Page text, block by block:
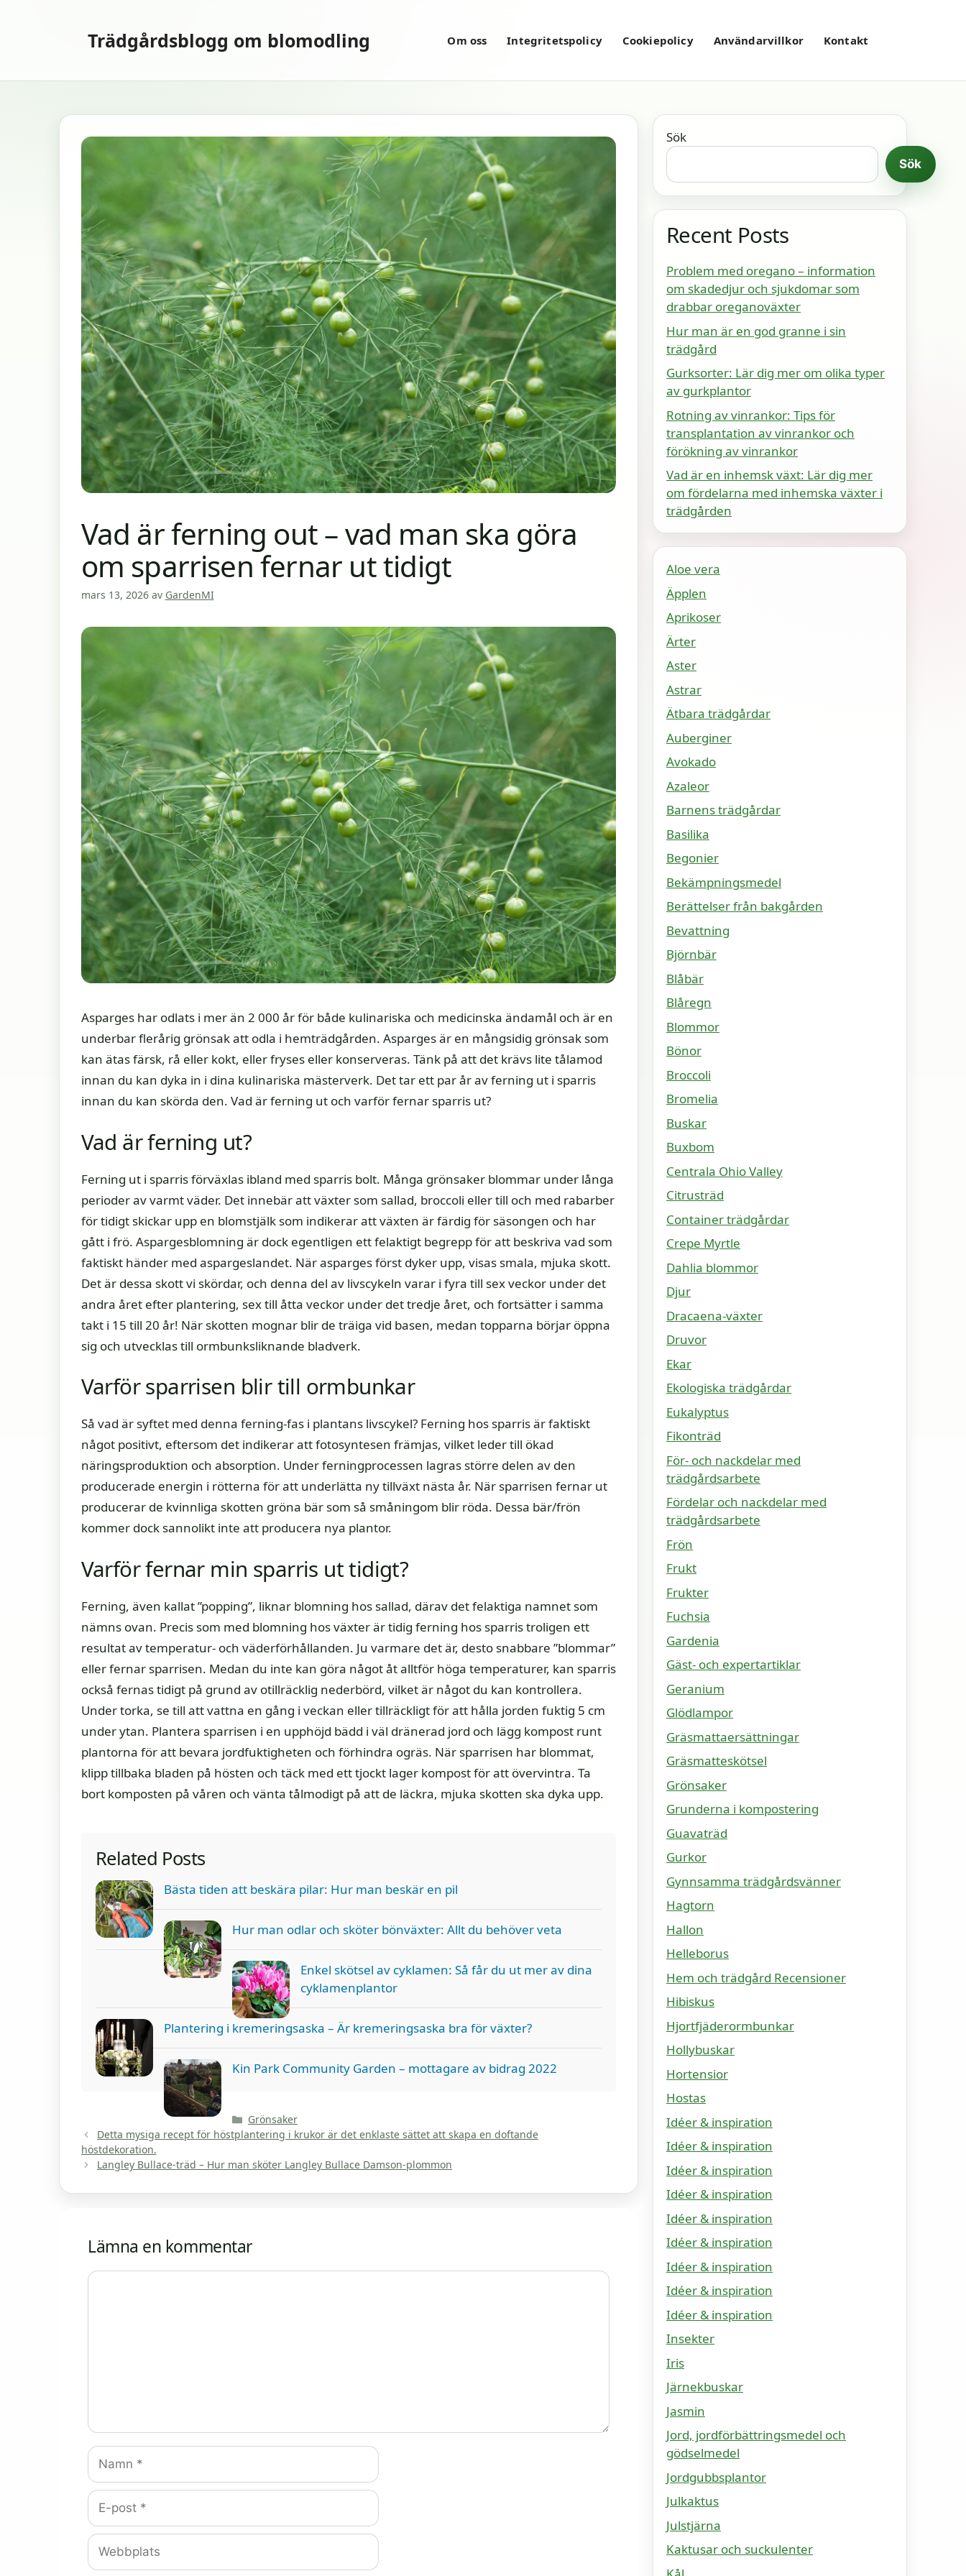
Trädgårdsblogg om blomodling Om oss Integritetspolicy Cookiepolicy Användarvillkor Kontakt
Vad är ferning out – vad man ska göra
om sparrisen fernar ut tidigt
mars 13, 2026 av GardenMI
Asparges har odlats i mer än 2 000 år för både kulinariska och medicinska ändamål och är en
underbar flerårig grönsak att odla i hemträdgården. Asparges är en mångsidig grönsak som
kan ätas färsk, rå eller kokt, eller fryses eller konserveras. Tänk på att det krävs lite tålamod
innan du kan dyka in i dina kulinariska mästerverk. Det tar ett par år av ferning ut i sparris
innan du kan skörda den. Vad är ferning ut och varför fernar sparris ut?
Vad är ferning ut?
Ferning ut i sparris förväxlas ibland med sparris bolt. Många grönsaker blommar under långa
perioder av varmt väder. Det innebär att växter som sallad, broccoli eller till och med rabarber
för tidigt skickar upp en blomstjälk som indikerar att växten är färdig för säsongen och har
gått i frö. Aspargesblomning är dock egentligen ett felaktigt begrepp för att beskriva vad som
faktiskt händer med aspargeslandet. När asparges först dyker upp, visas smala, mjuka skott.
Det är dessa skott vi skördar, och denna del av livscykeln varar i fyra till sex veckor under det
andra året efter plantering, sex till åtta veckor under det tredje året, och fortsätter i samma
takt i 15 till 20 år! När skotten mognar blir de träiga vid basen, medan topparna börjar öppna
sig och utvecklas till ormbunksliknande bladverk.
Varför sparrisen blir till ormbunkar
Så vad är syftet med denna ferning-fas i plantans livscykel? Ferning hos sparris är faktiskt
något positivt, eftersom det indikerar att fotosyntesen främjas, vilket leder till ökad
näringsproduktion och absorption. Under ferningprocessen lagras större delen av den
producerade energin i rötterna för att underlätta ny tillväxt nästa år. När sparrisen fernar ut
producerar de kvinnliga skotten gröna bär som så småningom blir röda. Dessa bär/frön
kommer dock sannolikt inte att producera nya plantor.
Varför fernar min sparris ut tidigt?
Ferning, även kallat ”popping”, liknar blomning hos sallad, därav det felaktiga namnet som
nämns ovan. Precis som med blomning hos växter är tidig ferning hos sparris troligen ett
resultat av temperatur- och väderförhållanden. Ju varmare det är, desto snabbare ”blommar”
eller fernar sparrisen. Medan du inte kan göra något åt alltför höga temperaturer, kan sparris
också fernas tidigt på grund av otillräcklig nederbörd, vilket är något du kan kontrollera.
Under torka, se till att vattna en gång i veckan eller tillräckligt för att hålla jorden fuktig 5 cm
under ytan. Plantera sparrisen i en upphöjd bädd i väl dränerad jord och lägg kompost runt
plantorna för att bevara jordfuktigheten och förhindra ogräs. När sparrisen har blommat,
klipp tillbaka bladen på hösten och täck med ett tjockt lager kompost för att övervintra. Ta
bort komposten på våren och vänta tålmodigt på att de läckra, mjuka skotten ska dyka upp.
Related Posts
Bästa tiden att beskära pilar: Hur man beskär en pil
Hur man odlar och sköter bönväxter: Allt du behöver veta
Enkel skötsel av cyklamen: Så får du ut mer av dina
cyklamenplantor
Plantering i kremeringsaska – Är kremeringsaska bra för växter?
Kin Park Community Garden – mottagare av bidrag 2022
Kategorier
Grönsaker
Detta mysiga recept för höstplantering i krukor är det enklaste sättet att skapa en doftande
höstdekoration.
Langley Bullace-träd – Hur man sköter Langley Bullace Damson-plommon
Lämna en kommentar
Kommentar
Namn
E-
post
Webbplats
Sök
Sök
Recent Posts
Problem med oregano – information
om skadedjur och sjukdomar som
drabbar oreganoväxter
Hur man är en god granne i sin
trädgård
Gurksorter: Lär dig mer om olika typer
av gurkplantor
Rotning av vinrankor: Tips för
transplantation av vinrankor och
förökning av vinrankor
Vad är en inhemsk växt: Lär dig mer
om fördelarna med inhemska växter i
trädgården
Aloe vera
Äpplen
Aprikoser
Ärter
Aster
Astrar
Ätbara trädgårdar
Auberginer
Avokado
Azaleor
Barnens trädgårdar
Basilika
Begonier
Bekämpningsmedel
Berättelser från bakgården
Bevattning
Björnbär
Blåbär
Blåregn
Blommor
Bönor
Broccoli
Bromelia
Buskar
Buxbom
Centrala Ohio Valley
Citrusträd
Container trädgårdar
Crepe Myrtle
Dahlia blommor
Djur
Dracaena-växter
Druvor
Ekar
Ekologiska trädgårdar
Eukalyptus
Fikonträd
För- och nackdelar med
trädgårdsarbete
Fördelar och nackdelar med
trädgårdsarbete
Frön
Frukt
Frukter
Fuchsia
Gardenia
Gäst- och expertartiklar
Geranium
Glödlampor
Gräsmattaersättningar
Gräsmatteskötsel
Grönsaker
Grunderna i kompostering
Guavaträd
Gurkor
Gynnsamma trädgårdsvänner
Hagtorn
Hallon
Helleborus
Hem och trädgård Recensioner
Hibiskus
Hjortfjäderormbunkar
Hollybuskar
Hortensior
Hostas
Idéer & inspiration
Idéer & inspiration
Idéer & inspiration
Idéer & inspiration
Idéer & inspiration
Idéer & inspiration
Idéer & inspiration
Idéer & inspiration
Idéer & inspiration
Insekter
Iris
Järnekbuskar
Jasmin
Jord, jordförbättringsmedel och
gödselmedel
Jordgubbsplantor
Julkaktus
Julstjärna
Kaktusar och suckulenter